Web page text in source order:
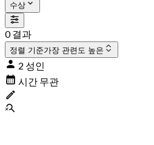
수상
0 결과
정렬 기준가장 관련도 높은
2 성인
시간 무관